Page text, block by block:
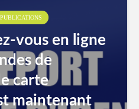
PUBLICATIONS
vous en ligne
de
carte
maintenant